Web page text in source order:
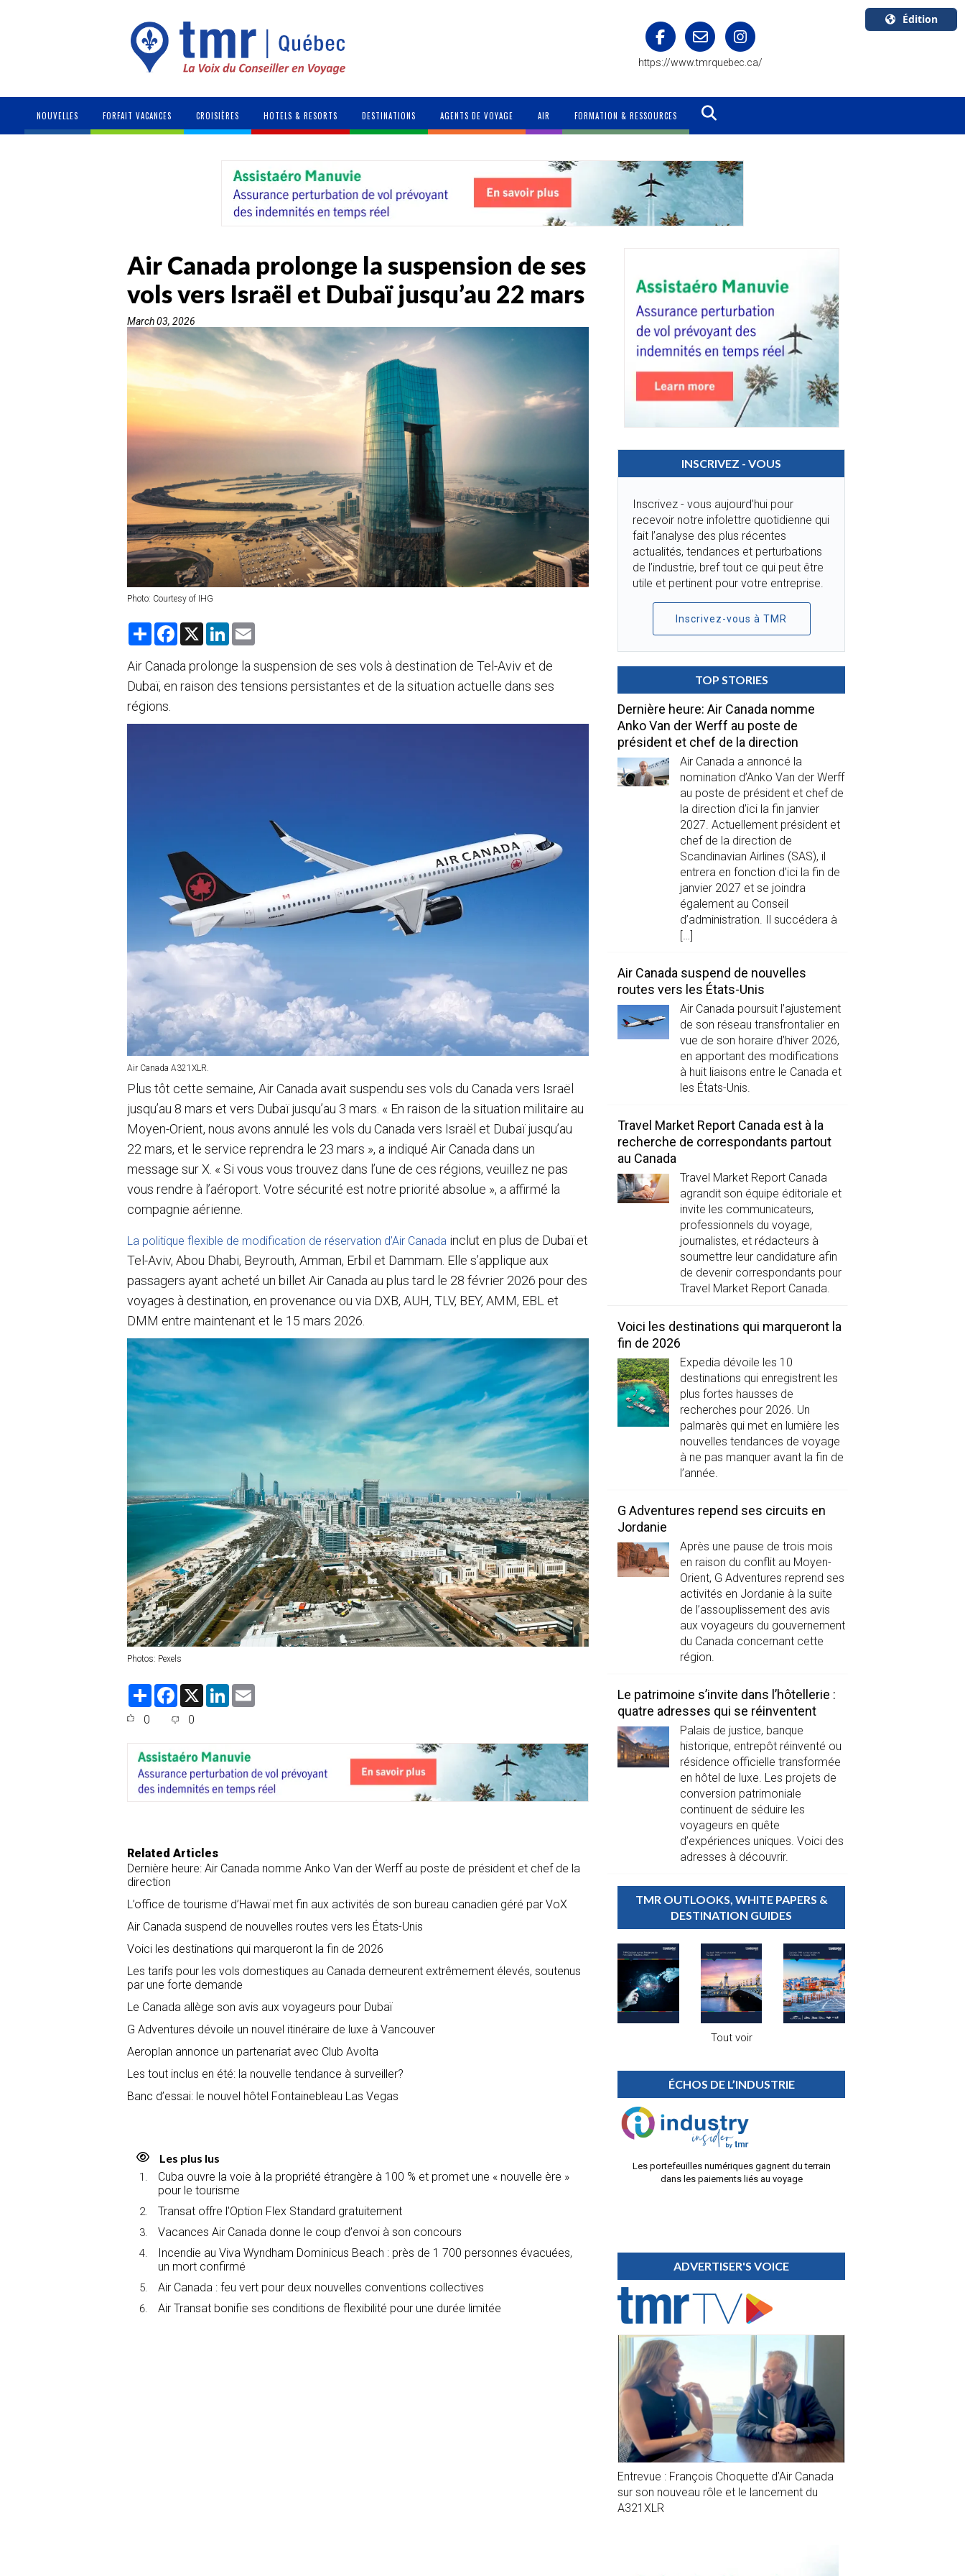
https://www.tmrquebec.ca/
Édition
Canada
NOUVELLES FORFAIT VACANCES CROISIÈRES HOTELS & RESORTS DESTINATIONS AGENTS DE VOYAGE AIR FORMATION & RESSOURCES
Air Canada prolonge la suspension de ses
vols vers Israël et Dubaï jusqu’au 22 mars
March 03, 2026
Photo: Courtesy of IHG
S
r
e
F
e
b
o
X
L
k
e
d
i
l
Air Canada prolonge la suspension de ses vols à destination de Tel-Aviv et de
Dubaï, en raison des tensions persistantes et de la situation actuelle dans ses
régions.
Air Canada A321XLR.
Plus tôt cette semaine, Air Canada avait suspendu ses vols du Canada vers Israël
jusqu’au 8 mars et vers Dubaï jusqu’au 3 mars. « En raison de la situation militaire au
Moyen-Orient, nous avons annulé les vols du Canada vers Israël et Dubaï jusqu’au
22 mars, et le service reprendra le 23 mars », a indiqué Air Canada dans un
message sur X. « Si vous vous trouvez dans l’une de ces régions, veuillez ne pas
vous rendre à l’aéroport. Votre sécurité est notre priorité absolue », a affirmé la
compagnie aérienne.
La politique flexible de modification de réservation d’Air Canada inclut en plus de Dubaï et
Tel-Aviv, Abou Dhabi, Beyrouth, Amman, Erbil et Dammam. Elle s’applique aux
passagers ayant acheté un billet Air Canada au plus tard le 28 février 2026 pour des
voyages à destination, en provenance ou via DXB, AUH, TLV, BEY, AMM, EBL et
DMM entre maintenant et le 15 mars 2026.
Photos: Pexels
S
F
e
o
k
X
L
I
n
0 0
Related Articles
Dernière heure: Air Canada nomme Anko Van der Werff au poste de président et chef de la
direction
L’office de tourisme d’Hawaï met fin aux activités de son bureau canadien géré par VoX
Air Canada suspend de nouvelles routes vers les États-Unis
Voici les destinations qui marqueront la fin de 2026
Les tarifs pour les vols domestiques au Canada demeurent extrêmement élevés, soutenus
par une forte demande
Le Canada allège son avis aux voyageurs pour Dubaï
G Adventures dévoile un nouvel itinéraire de luxe à Vancouver
Aeroplan annonce un partenariat avec Club Avolta
Les tout inclus en été: la nouvelle tendance à surveiller?
Banc d’essai: le nouvel hôtel Fontainebleau Las Vegas
Les plus lus
Cuba ouvre la voie à la propriété étrangère à 100 % et promet une « nouvelle ère »
pour le tourisme
Transat offre l’Option Flex Standard gratuitement
Vacances Air Canada donne le coup d’envoi à son concours
Incendie au Viva Wyndham Dominicus Beach : près de 1 700 personnes évacuées,
un mort confirmé
Air Canada : feu vert pour deux nouvelles conventions collectives
Air Transat bonifie ses conditions de flexibilité pour une durée limitée
INSCRIVEZ - VOUS
Inscrivez - vous aujourd’hui pour
recevoir notre infolettre quotidienne qui
fait l’analyse des plus récentes
actualités, tendances et perturbations
de l’industrie, bref tout ce qui peut être
utile et pertinent pour votre entreprise.
Inscrivez-vous à TMR
TOP STORIES
Dernière heure: Air Canada nomme
Anko Van der Werff au poste de
président et chef de la direction
Air Canada a annoncé la
nomination d’Anko Van der Werff
au poste de président et chef de
la direction d’ici la fin janvier
2027. Actuellement président et
chef de la direction de
Scandinavian Airlines (SAS), il
entrera en fonction d’ici la fin de
janvier 2027 et se joindra
également au Conseil
d’administration. Il succédera à
[…]
Air Canada suspend de nouvelles
routes vers les États-Unis
Air Canada poursuit l’ajustement
de son réseau transfrontalier en
vue de son horaire d’hiver 2026,
en apportant des modifications
à huit liaisons entre le Canada et
les États-Unis.
Travel Market Report Canada est à la
recherche de correspondants partout
au Canada
Travel Market Report Canada
agrandit son équipe éditoriale et
invite les communicateurs,
professionnels du voyage,
journalistes, et rédacteurs à
soumettre leur candidature afin
de devenir correspondants pour
Travel Market Report Canada.
Voici les destinations qui marqueront la
fin de 2026
Expedia dévoile les 10
destinations qui enregistrent les
plus fortes hausses de
recherches pour 2026. Un
palmarès qui met en lumière les
nouvelles tendances de voyage
à ne pas manquer avant la fin de
l’année.
G Adventures repend ses circuits en
Jordanie
Après une pause de trois mois
en raison du conflit au Moyen-
Orient, G Adventures reprend ses
activités en Jordanie à la suite
de l’assouplissement des avis
aux voyageurs du gouvernement
du Canada concernant cette
région.
Le patrimoine s’invite dans l’hôtellerie :
quatre adresses qui se réinventent
Palais de justice, banque
historique, entrepôt réinventé ou
résidence officielle transformée
en hôtel de luxe. Les projets de
conversion patrimoniale
continuent de séduire les
voyageurs en quête
d’expériences uniques. Voici des
adresses à découvrir.
TMR OUTLOOKS, WHITE PAPERS &
DESTINATION GUIDES
Tout voir
ÉCHOS DE L’INDUSTRIE
Les portefeuilles numériques gagnent du terrain
dans les paiements liés au voyage
ADVERTISER'S VOICE
Entrevue : François Choquette d’Air Canada
sur son nouveau rôle et le lancement du
A321XLR